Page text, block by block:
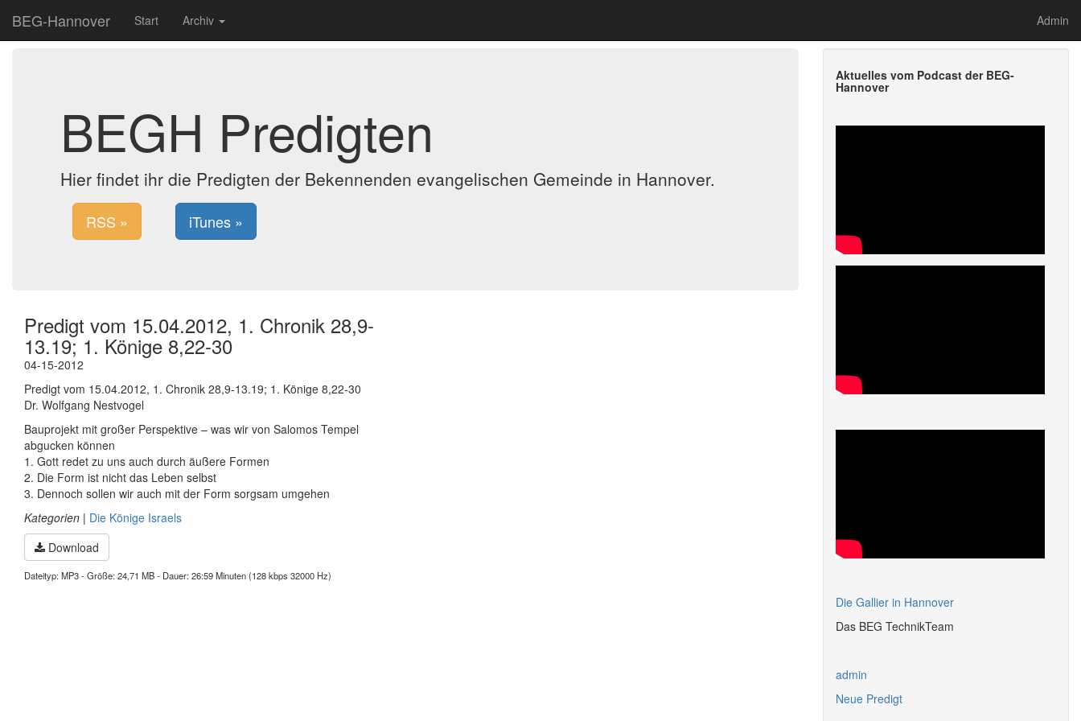
BEG-Hannover Admin
Start Archiv
BEGH Predigten
Hier findet ihr die Predigten der Bekennenden evangelischen Gemeinde in Hannover.
RSS » iTunes »
Predigt vom 15.04.2012, 1. Chronik 28,9-
13.19; 1. Könige 8,22-30
04-15-2012
Predigt vom 15.04.2012, 1. Chronik 28,9-13.19; 1. Könige 8,22-30
Dr. Wolfgang Nestvogel
Bauprojekt mit großer Perspektive – was wir von Salomos Tempel
abgucken können
1. Gott redet zu uns auch durch äußere Formen
2. Die Form ist nicht das Leben selbst
3. Dennoch sollen wir auch mit der Form sorgsam umgehen
Kategorien | Die Könige Israels
Download
Dateityp: MP3 - Größe: 24,71 MB - Dauer: 26:59 Minuten (128 kbps 32000 Hz)
Aktuelles vom Podcast der BEG-
Hannover
Die Gallier in Hannover
Das BEG TechnikTeam
admin
Neue Predigt